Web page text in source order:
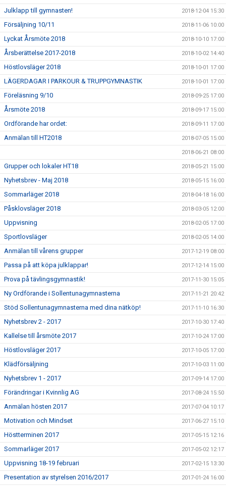
Julklapp till gymnasten! 2018-12-04 15:30
Försäljning 10/11 2018-11-06 10:00
Lyckat Årsmöte 2018 2018-10-10 17:00
Årsberättelse 2017-2018 2018-10-02 14:40
Höstlovsläger 2018 2018-10-01 17:00
LÄGERDAGAR I PARKOUR & TRUPPGYMNASTIK 2018-10-01 17:00
Föreläsning 9/10 2018-09-25 17:00
Årsmöte 2018 2018-09-17 15:00
Ordförande har ordet: 2018-09-11 17:00
Anmälan till HT2018 2018-07-05 15:00
2018-06-21 08:00
Grupper och lokaler HT18 2018-05-21 15:00
Nyhetsbrev - Maj 2018 2018-05-15 16:00
Sommarläger 2018 2018-04-18 16:00
Påsklovsläger 2018 2018-03-05 12:00
Uppvisning 2018-02-05 17:00
Sportlovsläger 2018-02-05 14:00
Anmälan till vårens grupper 2017-12-19 08:00
Passa på att köpa julklappar! 2017-12-14 15:00
Prova på tävlingsgymnastik! 2017-11-30 15:05
Ny Ordförande i Sollentunagymnasterna 2017-11-21 20:42
Stöd Sollentunagymnasterna med dina nätköp! 2017-11-10 16:30
Nyhetsbrev 2 - 2017 2017-10-30 17:40
Kallelse till årsmöte 2017 2017-10-24 17:00
Höstlovsläger 2017 2017-10-05 17:00
Klädförsäljning 2017-10-03 11:00
Nyhetsbrev 1 - 2017 2017-09-14 17:00
Förändringar i Kvinnlig AG 2017-08-24 15:50
Anmälan hösten 2017 2017-07-04 10:17
Motivation och Mindset 2017-06-27 15:10
Höstterminen 2017 2017-05-15 12:16
Sommarläger 2017 2017-05-02 12:17
Uppvisning 18-19 februari 2017-02-15 13:30
Presentation av styrelsen 2016/2017 2017-01-24 16:00